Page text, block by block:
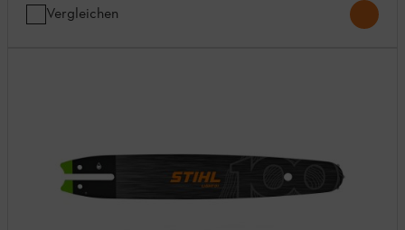
Vergleichen